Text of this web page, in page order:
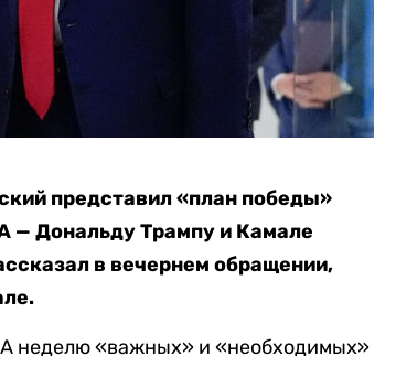
представил «план победы»
— Дональду Трампу и Камале
в вечернем обращении,
неделю «важных» и «необходимых»